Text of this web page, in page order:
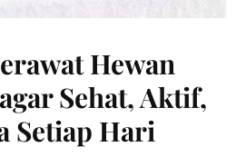
Hewan
Sehat, Aktif,
Setiap Hari